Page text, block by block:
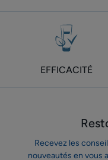
EFFICACITÉ
Recevez les
nouveautés en vous